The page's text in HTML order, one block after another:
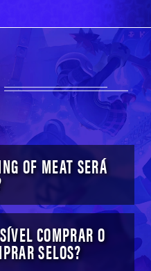
OF MEAT SERÁ
COMPRAR O
SELOS?